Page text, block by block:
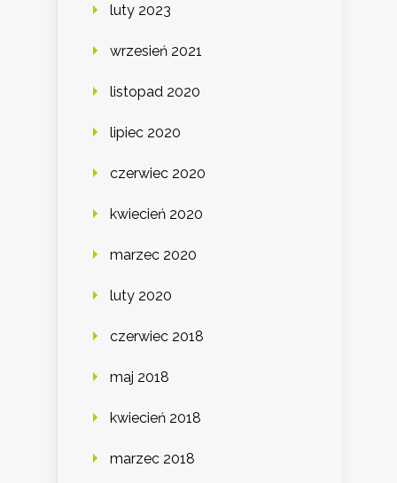
luty 2023
wrzesień 2021
listopad 2020
lipiec 2020
czerwiec 2020
kwiecień 2020
marzec 2020
luty 2020
czerwiec 2018
maj 2018
kwiecień 2018
marzec 2018